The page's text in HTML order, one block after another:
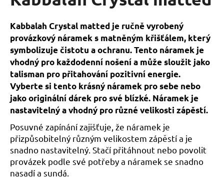
5
hvězdiček.
Kabbalah Crystal matted je ručně vyrobený
provázkový náramek s matněným křišťálem, který
symbolizuje čistotu a ochranu. Tento náramek je
vhodný pro každodenní nošení a může sloužit jako
talisman pro přitahování pozitivní energie.
Vyberte si tento krásný náramek pro sebe nebo
jako originální dárek pro své blízké. Náramek je
nastavitelný a vhodný pro různé velikosti zápěstí.
Posuvné zapínání zajišťuje, že náramek je
přizpůsobitelný různým velikostem zápěstí a je
snadno nastavitelný. Stačí přitáhnout nebo povolit
provázek podle své potřeby a náramek se snadno
nasadí a sundá.
j
í
t
?
HLEDAT
D
o